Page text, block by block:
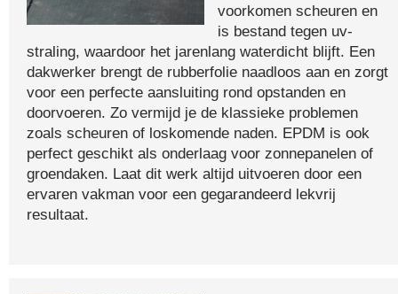
voorkomen scheuren en
is bestand tegen uv-
straling, waardoor het jarenlang waterdicht blijft. Een
dakwerker brengt de rubberfolie naadloos aan en zorgt
voor een perfecte aansluiting rond opstanden en
doorvoeren. Zo vermijd je de klassieke problemen
zoals scheuren of loskomende naden. EPDM is ook
perfect geschikt als onderlaag voor zonnepanelen of
groendaken. Laat dit werk altijd uitvoeren door een
ervaren vakman voor een gegarandeerd lekvrij
resultaat.